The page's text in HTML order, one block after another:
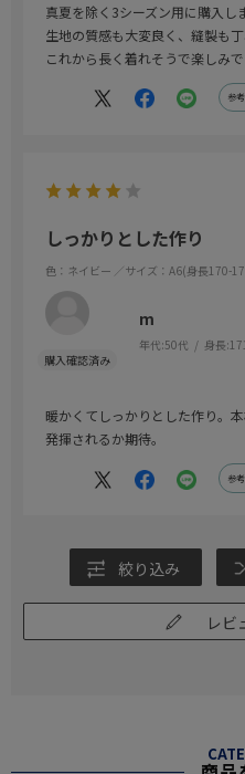
真夏を除く3シーズン用に購入し
生地の質感も大変良く、縫製も
これから長く着れそうで楽しみで
参
しっかりとした作り
色：ネイビー ／サイズ：A6(身長170-
m
年代:50代 身長:
暖かくてしっかりとした作り。
発揮されるか期待。
参
絞り込み
レビ